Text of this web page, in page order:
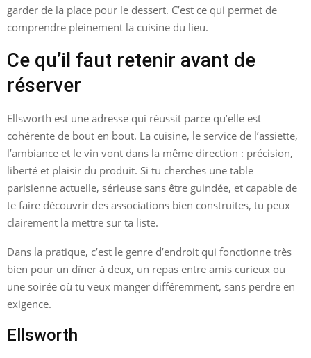
garder de la place pour le dessert. C’est ce qui permet de
comprendre pleinement la cuisine du lieu.
Ce qu’il faut retenir avant de
réserver
Ellsworth est une adresse qui réussit parce qu’elle est
cohérente de bout en bout. La cuisine, le service de l’assiette,
l’ambiance et le vin vont dans la même direction : précision,
liberté et plaisir du produit. Si tu cherches une table
parisienne actuelle, sérieuse sans être guindée, et capable de
te faire découvrir des associations bien construites, tu peux
clairement la mettre sur ta liste.
Dans la pratique, c’est le genre d’endroit qui fonctionne très
bien pour un dîner à deux, un repas entre amis curieux ou
une soirée où tu veux manger différemment, sans perdre en
exigence.
Ellsworth